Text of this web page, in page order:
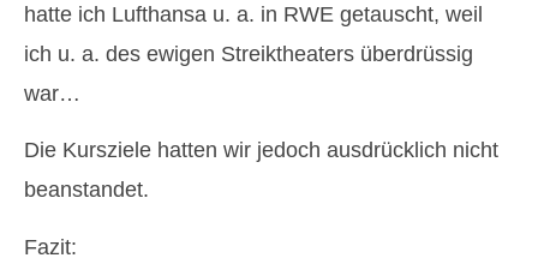
hatte ich Lufthansa u. a. in RWE getauscht, weil
ich u. a. des ewigen Streiktheaters überdrüssig
war…
Die Kursziele hatten wir jedoch ausdrücklich nicht
beanstandet.
Fazit: